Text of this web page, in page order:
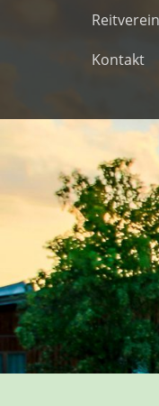
Zum
Inhalt:
Erstes
Kontakt